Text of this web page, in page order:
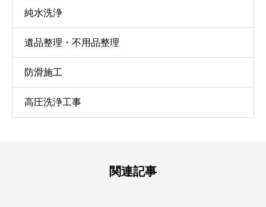
純水洗浄
遺品整理・不用品整理
防滑施工
高圧洗浄工事
関連記事